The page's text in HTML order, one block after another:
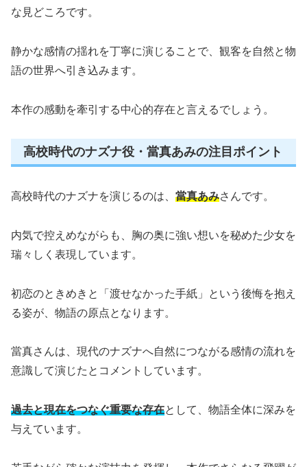
な見どころです。
静かな感情の揺れを丁寧に演じることで、観客を自然と物
語の世界へ引き込みます。
本作の感動を牽引する中心的存在と言えるでしょう。
高校時代のナズナ役・當真あみの注目ポイント
高校時代のナズナを演じるのは、 當真あみさんです。
内気で控えめながらも、胸の奥に強い想いを秘めた少女を
瑞々しく表現しています。
初恋のときめきと「渡せなかった手紙」という後悔を抱え
る姿が、物語の原点となります。
當真さんは、現代のナズナへ自然につながる感情の流れを
意識して演じたとコメントしています。
過去と現在をつなぐ重要な存在として、物語全体に深みを
与えています。